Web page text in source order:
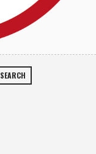
SEARCH